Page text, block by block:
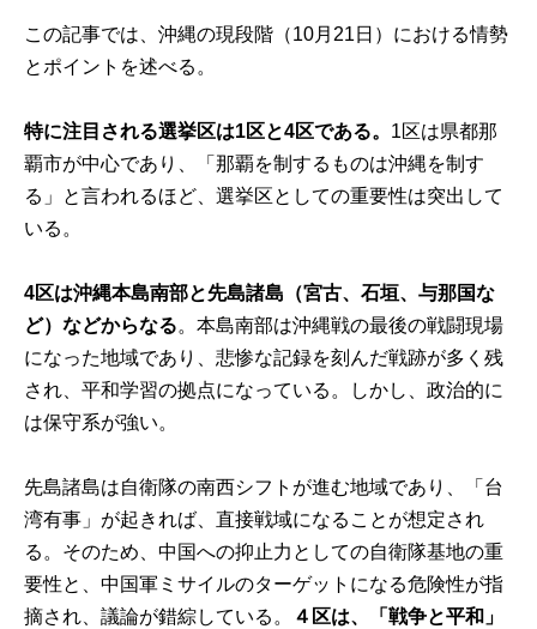
この記事では、沖縄の現段階（10月21日）における情勢
とポイントを述べる。
特に注目される選挙区は1区と4区である。 1区は県都那
覇市が中心であり、「那覇を制するものは沖縄を制す
る」と言われるほど、選挙区としての重要性は突出して
いる。
4区は沖縄本島南部と先島諸島（宮古、石垣、与那国な
ど）などからなる。本島南部は沖縄戦の最後の戦闘現場
になった地域であり、悲惨な記録を刻んだ戦跡が多く残
され、平和学習の拠点になっている。しかし、政治的に
は保守系が強い。
先島諸島は自衛隊の南西シフトが進む地域であり、「台
湾有事」が起きれば、直接戦域になることが想定され
る。そのため、中国への抑止力としての自衛隊基地の重
要性と、中国軍ミサイルのターゲットになる危険性が指
摘され、議論が錯綜している。
４区は、「戦争と平和」